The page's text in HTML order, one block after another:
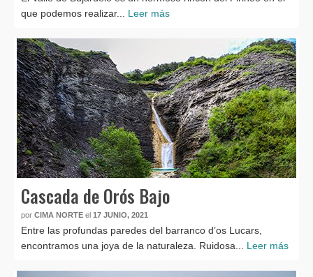
que podemos realizar... Leer más
Cascada de Orós Bajo
por CIMA NORTE el 17 JUNIO, 2021
Entre las profundas paredes del barranco d’os Lucars,
encontramos una joya de la naturaleza. Ruidosa... Leer más